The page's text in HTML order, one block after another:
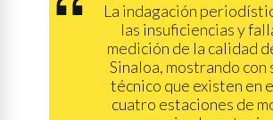
La indagación
las insuficiencias y
medición de la calidad
Sinaloa, mostrando con
técnico que existen en
cuatro estaciones de